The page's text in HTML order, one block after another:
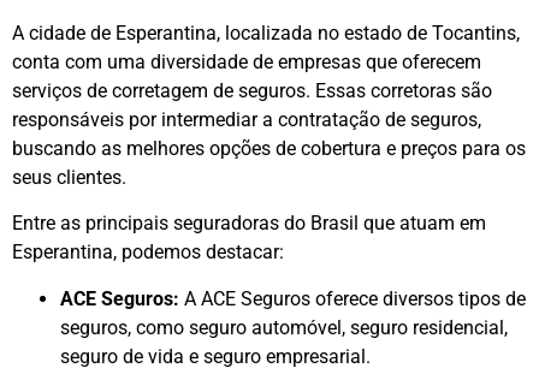
A cidade de Esperantina, localizada no estado de Tocantins,
conta com uma diversidade de empresas que oferecem
serviços de corretagem de seguros. Essas corretoras são
responsáveis por intermediar a contratação de seguros,
buscando as melhores opções de cobertura e preços para os
seus clientes.
Entre as principais seguradoras do Brasil que atuam em
Esperantina, podemos destacar:
ACE Seguros: A ACE Seguros oferece diversos tipos de
seguros, como seguro automóvel, seguro residencial,
seguro de vida e seguro empresarial.